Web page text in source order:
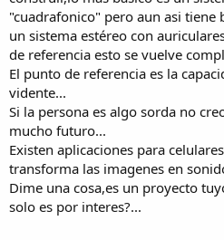
"cuadrafonico" pero aun asi tiene
un sistema estéreo con
de referencia esto se vuelve
El punto de referencia es la
vidente...
Si la persona es algo sorda no
mucho futuro...
Existen aplicaciones para
transforma las imagenes en
Dime una cosa,es un proyecto
solo es por interes?...